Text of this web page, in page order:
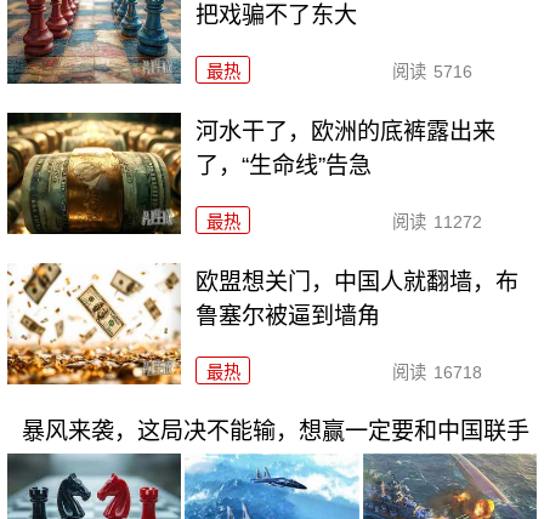
把戏骗不了东大
最热 阅读 5716
河水干了，欧洲的底裤露出来
了，“生命线”告急
最热 阅读 11272
欧盟想关门，中国人就翻墙，布
鲁塞尔被逼到墙角
最热 阅读 16718
暴风来袭，这局决不能输，想赢一定要和中国联手